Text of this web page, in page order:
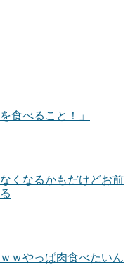
食べること！」
くなるかもだけどお前
ｗやっぱ肉食べたいん